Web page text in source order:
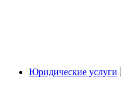
Юридические услуги